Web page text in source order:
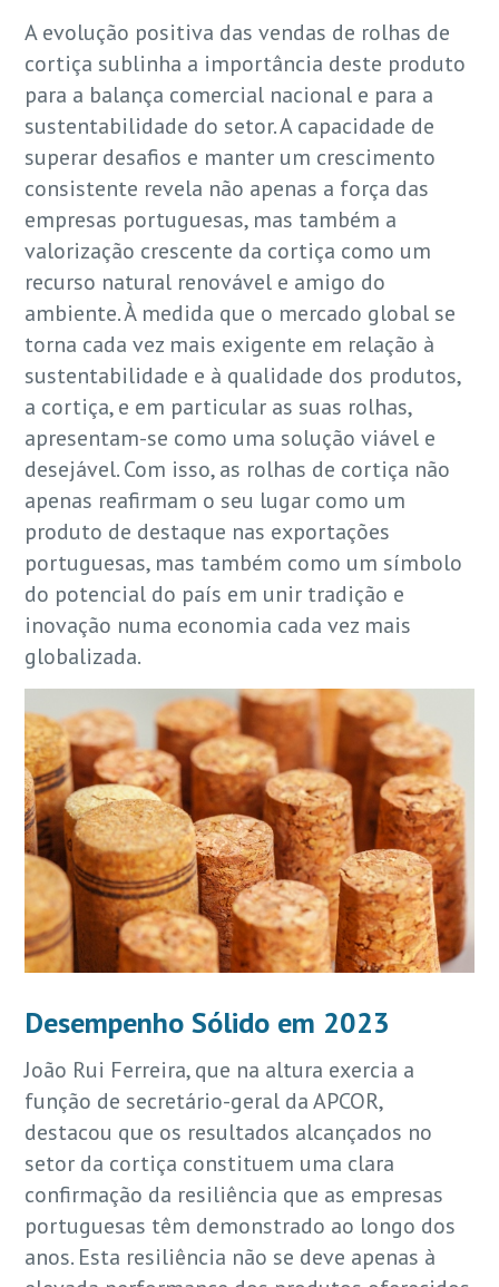
A evolução positiva das vendas de rolhas de
cortiça sublinha a importância deste produto
para a balança comercial nacional e para a
sustentabilidade do setor. A capacidade de
superar desafios e manter um crescimento
consistente revela não apenas a força das
empresas portuguesas, mas também a
valorização crescente da cortiça como um
recurso natural renovável e amigo do
ambiente. À medida que o mercado global se
torna cada vez mais exigente em relação à
sustentabilidade e à qualidade dos produtos,
a cortiça, e em particular as suas rolhas,
apresentam-se como uma solução viável e
desejável. Com isso, as rolhas de cortiça não
apenas reafirmam o seu lugar como um
produto de destaque nas exportações
portuguesas, mas também como um símbolo
do potencial do país em unir tradição e
inovação numa economia cada vez mais
globalizada.
Desempenho Sólido em 2023
João Rui Ferreira, que na altura exercia a
função de secretário-geral da APCOR,
destacou que os resultados alcançados no
setor da cortiça constituem uma clara
confirmação da resiliência que as empresas
portuguesas têm demonstrado ao longo dos
anos. Esta resiliência não se deve apenas à